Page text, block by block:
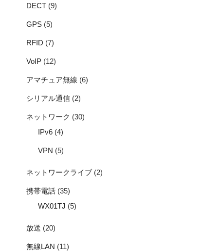
DECT (9)
GPS (5)
RFID (7)
VoIP (12)
アマチュア無線 (6)
シリアル通信 (2)
ネットワーク (30)
IPv6 (4)
VPN (5)
ネットワークライブ (2)
携帯電話 (35)
WX01TJ (5)
放送 (20)
無線LAN (11)